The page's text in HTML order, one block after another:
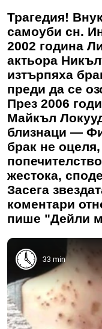
Трагедия!
самоуби сн.
2002 година
актьора
изтърпяха
преди да се
През 2006
Майкъл
близнаци —
брак не оцеля,
жестока,
Засега
коментари
пише "Дейли
33 min